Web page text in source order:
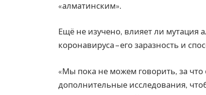
«алматинским».
Ещё не изучено, влияет ли мутация
коронавируса – его заразность и
«Мы пока не можем говорить, за что
дополнительные исследования,